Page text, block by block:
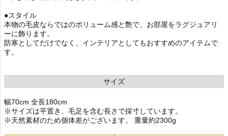
●スタイル
本物の毛皮ならではのボリューム感と艶で、お部屋をラグジュアリ
ーに飾ります。
防寒としてだけでなく、インテリアとしてもおすすめのアイテムで
す。
サイズ
幅70cm 全長180cm
※サイズは平置き、毛足を含む長さで採寸しています。
※天然素材のため個体差がございます。 重量約2300g